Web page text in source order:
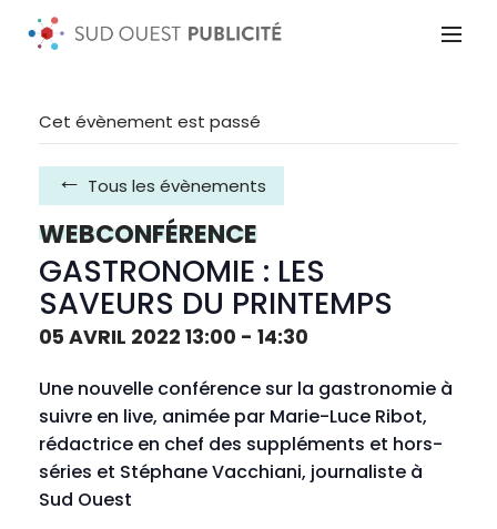
Cet évènement est passé
Tous les évènements
WEBCONFÉRENCE
GASTRONOMIE : LES
SAVEURS DU PRINTEMPS
05 AVRIL 2022 13:00 - 14:30
Une nouvelle conférence sur la gastronomie à
suivre en live, animée par Marie-Luce Ribot,
rédactrice en chef des suppléments et hors-
séries et Stéphane Vacchiani, journaliste à
Sud Ouest